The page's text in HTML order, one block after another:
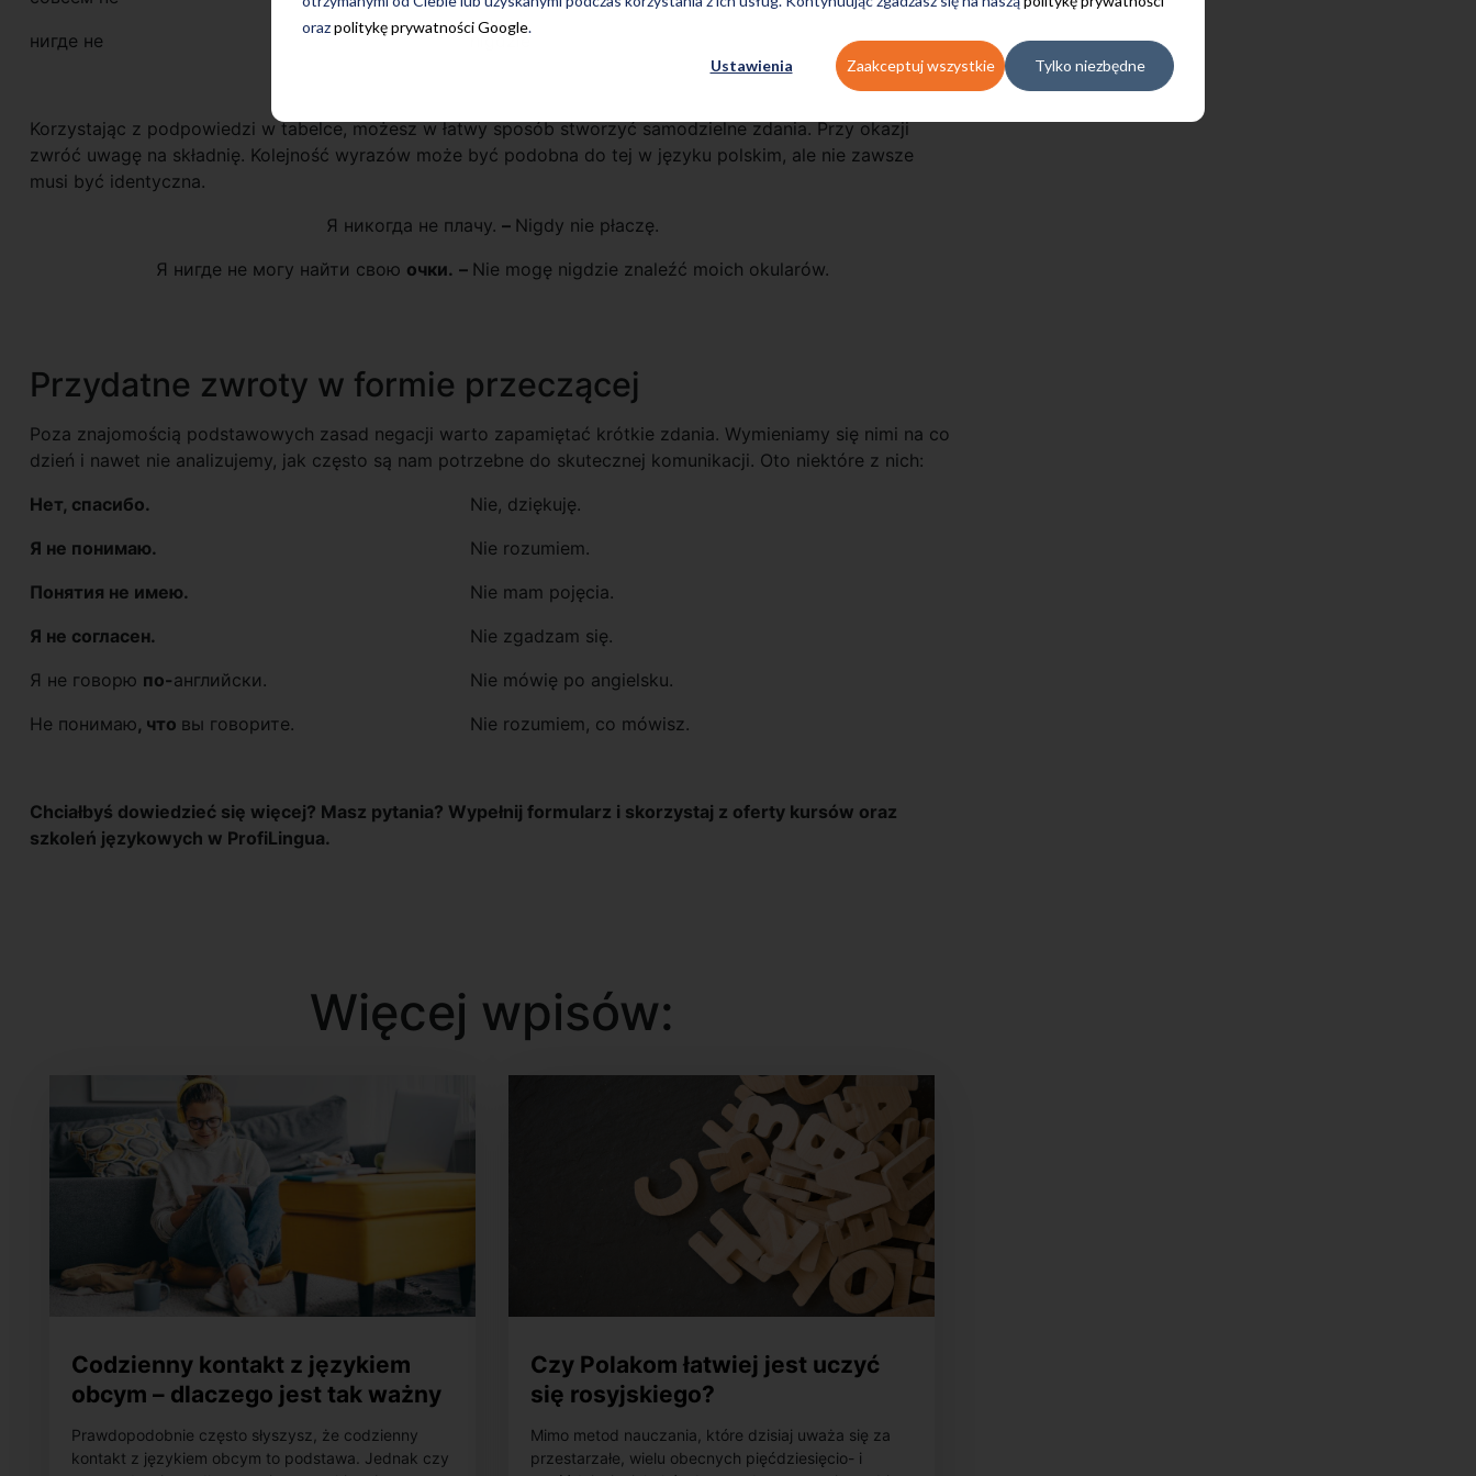
orazpolitykę prywatności Google.
Ustawienia Zaakceptuj wszystkie Tylko niezbędne
нигде не
nigdzie
Korzystając z podpowiedzi w tabelce, możesz w łatwy sposób stworzyć samodzielne zdania. Przy okazji
zwróć uwagę na składnię. Kolejność wyrazów może być podobna do tej w języku polskim, ale nie zawsze
musi być identyczna.
Я никогда не плачу. – Nigdy nie płaczę.
Я нигде не могу найти свою очки. – Nie mogę nigdzie znaleźć moich okularów.
Przydatne zwroty w formie przeczącej
Poza znajomością podstawowych zasad negacji warto zapamiętać krótkie zdania. Wymieniamy się nimi na co
dzień i nawet nie analizujemy, jak często są nam potrzebne do skutecznej komunikacji. Oto niektóre z nich:
Нет, спасибо.
Nie, dziękuję.
Я не понимаю.
Nie rozumiem.
Понятия не имею.
Nie mam pojęcia.
Я не согласен.
Nie zgadzam się.
Я не говорю по-английски.
Nie mówię po angielsku.
Не понимаю, что вы говорите. Nie rozumiem, co mówisz.
Chciałbyś dowiedzieć się więcej? Masz pytania? Wypełnij formularz i skorzystaj z oferty kursów oraz
szkoleń językowych w ProfiLingua.
Więcej wpisów:
Codzienny kontakt z językiem
obcym – dlaczego jest tak ważny
w procesie uczenia się?
Prawdopodobnie często słyszysz, że codzienny
kontakt z językiem obcym to podstawa. Jednak czy
Czy Polakom łatwiej jest uczyć
się rosyjskiego?
Mimo metod nauczania, które dzisiaj uważa się za
przestarzałe, wielu obecnych pięćdziesięcio- i